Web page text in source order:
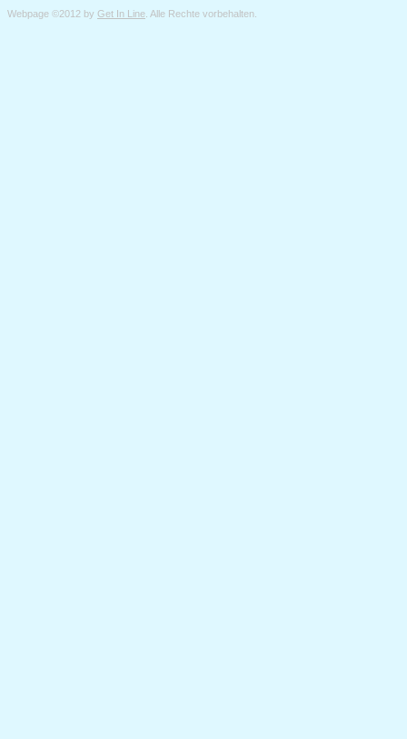
Webpage ©2012 by Get In Line . Alle Rechte vorbehalten.